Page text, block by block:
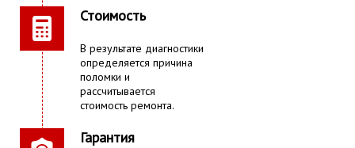
Стоимость
В результате диагностики
определяется причина
поломки и
рассчитывается
стоимость ремонта.
Гарантия